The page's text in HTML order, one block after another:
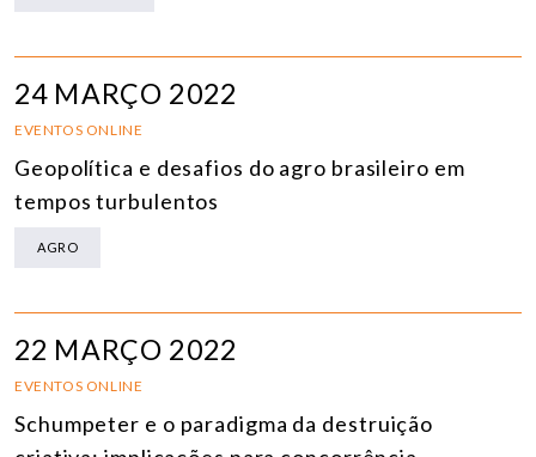
24 MARÇO 2022
EVENTOS ONLINE
Geopolítica e desafios do agro brasileiro em
tempos turbulentos
AGRO
22 MARÇO 2022
EVENTOS ONLINE
Schumpeter e o paradigma da destruição